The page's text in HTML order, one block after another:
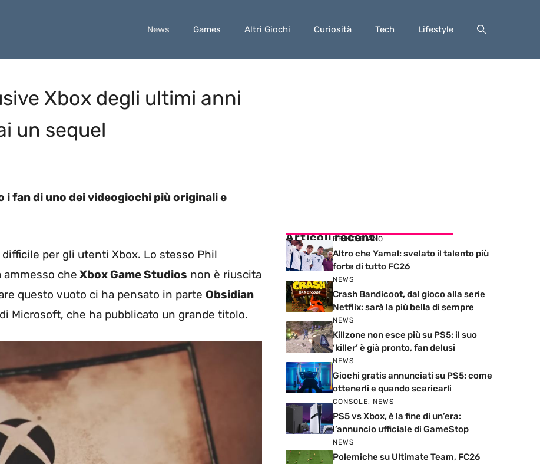
News Games Altri Giochi Curiosità Tech Lifestyle
Xbox degli ultimi anni
un sequel
i fan di uno dei videogiochi più originali e
per gli utenti Xbox. Lo stesso Phil
ammesso che Xbox Game Studios non è riuscita
questo vuoto ci ha pensato in parte Obsidian
Microsoft, che ha pubblicato un grande titolo.
Articoli recenti
PRIMO PIANO
Altro che Yamal: svelato il talento più
forte di tutto FC26
NEWS
Crash Bandicoot, dal gioco alla serie
Netflix: sarà la più bella di sempre
NEWS
Killzone non esce più su PS5: il suo
‘killer’ è già pronto, fan delusi
NEWS
Giochi gratis annunciati su PS5: come
ottenerli e quando scaricarli
CONSOLE, NEWS
PS5 vs Xbox, è la fine di un’era:
l’annuncio ufficiale di GameStop
NEWS
Polemiche su Ultimate Team, FC26